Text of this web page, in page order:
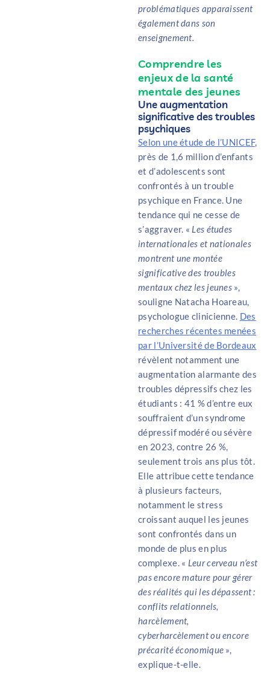
problématiques apparaissent
également dans son
enseignement.
Comprendre les
enjeux de la santé
mentale des jeunes
Une augmentation
significative des troubles
psychiques
Selon une étude de l’UNICEF,
près de 1,6 million d’enfants
et d’adolescents sont
confrontés à un trouble
psychique en France. Une
tendance qui ne cesse de
s’aggraver. « Les études
internationales et nationales
montrent une montée
significative des troubles
mentaux chez les jeunes »,
souligne Natacha Hoareau,
psychologue clinicienne. Des
recherches récentes menées
par l’Université de Bordeaux
révèlent notamment une
augmentation alarmante des
troubles dépressifs chez les
étudiants : 41 % d’entre eux
souffraient d’un syndrome
dépressif modéré ou sévère
en 2023, contre 26 %,
seulement trois ans plus tôt.
Elle attribue cette tendance
à plusieurs facteurs,
notamment le stress
croissant auquel les jeunes
sont confrontés dans un
monde de plus en plus
complexe. « Leur cerveau n’est
pas encore mature pour gérer
des réalités qui les dépassent :
conflits relationnels,
harcèlement,
cyberharcèlement ou encore
précarité économique »,
explique-t-elle.